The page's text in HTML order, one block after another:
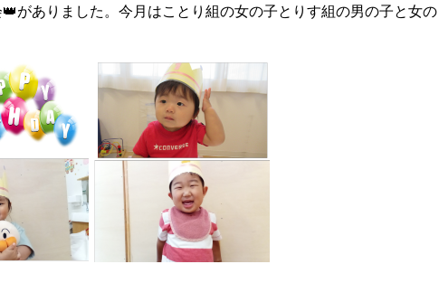
がありました。今月はことり組の女の子とりす組の男の子と女の